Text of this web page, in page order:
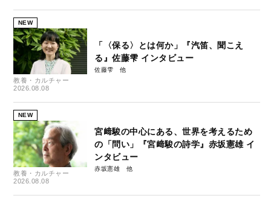
NEW
教養・カルチャー
2026.08.08
「〈保る〉とは何か」『汽笛、聞こえ
る』佐藤雫 インタビュー
佐藤雫
NEW
教養・カルチャー
2026.08.08
宮﨑駿の中心にある、世界を考えるため
の「問い」『宮﨑駿の詩学』赤坂憲雄 イ
ンタビュー
赤坂憲雄